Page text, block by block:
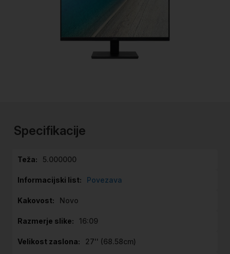
začetek
galerije
Specifikacije
5.000000
Povezava
Novo
16:09
27'' (68.58cm)